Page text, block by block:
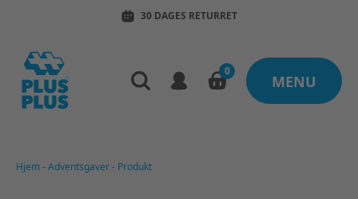
30 DAGES RETURRET
0
MENU
Hjem-Adventsgaver- Produkt